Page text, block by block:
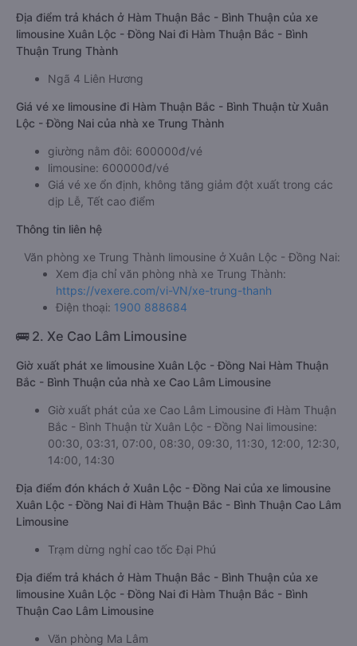
Địa điểm trả khách ở Hàm Thuận Bắc - Bình Thuận của xe
limousine Xuân Lộc - Đồng Nai đi Hàm Thuận Bắc - Bình
Thuận Trung Thành
Ngã 4 Liên Hương
Giá vé xe limousine đi Hàm Thuận Bắc - Bình Thuận từ Xuân
Lộc - Đồng Nai của nhà xe Trung Thành
giường nằm đôi: 600000đ/vé
limousine: 600000đ/vé
Giá vé xe ổn định, không tăng giảm đột xuất trong các
dịp Lễ, Tết cao điểm
Thông tin liên hệ
Văn phòng xe Trung Thành limousine ở Xuân Lộc - Đồng Nai:
Xem địa chỉ văn phòng nhà xe Trung Thành:
https://vexere.com/vi-VN/xe-trung-thanh
Điện thoại: 1900 888684
🚌 2. Xe Cao Lâm Limousine
Giờ xuất phát xe limousine Xuân Lộc - Đồng Nai Hàm Thuận
Bắc - Bình Thuận của nhà xe Cao Lâm Limousine
Giờ xuất phát của xe Cao Lâm Limousine đi Hàm Thuận
Bắc - Bình Thuận từ Xuân Lộc - Đồng Nai limousine:
00:30, 03:31, 07:00, 08:30, 09:30, 11:30, 12:00, 12:30,
14:00, 14:30
Địa điểm đón khách ở Xuân Lộc - Đồng Nai của xe limousine
Xuân Lộc - Đồng Nai đi Hàm Thuận Bắc - Bình Thuận Cao Lâm
Limousine
Trạm dừng nghỉ cao tốc Đại Phú
Địa điểm trả khách ở Hàm Thuận Bắc - Bình Thuận của xe
limousine Xuân Lộc - Đồng Nai đi Hàm Thuận Bắc - Bình
Thuận Cao Lâm Limousine
Văn phòng Ma Lâm